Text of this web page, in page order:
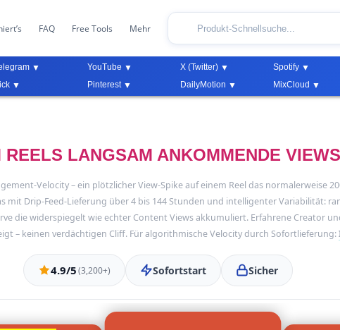
FAQ Free Tools Mehr
YouTube X (Twitter) Spotify
Pinterest DailyMotion MixCloud
REELS LANGSAM ANKOMMENDE
Velocity – ein plötzlicher View-Spike auf einem Reel das normalerweise
mit Drip-Feed-Lieferung über 4 bis 144 Stunden und intelligenter Variabilität:
die widerspiegelt wie echter Content Views akkumuliert. Erfahrene Creator
– keinen verdächtigen Cliff. Für algorithmische Velocity durch Sofortlieferung:
4.9/5(3,200+) Sofortstart Sicher